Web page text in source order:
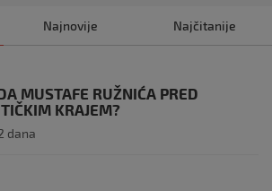
Najnovije Najčitanije
MUSTAFE RUŽNIĆA PRED
KRAJEM?
dana